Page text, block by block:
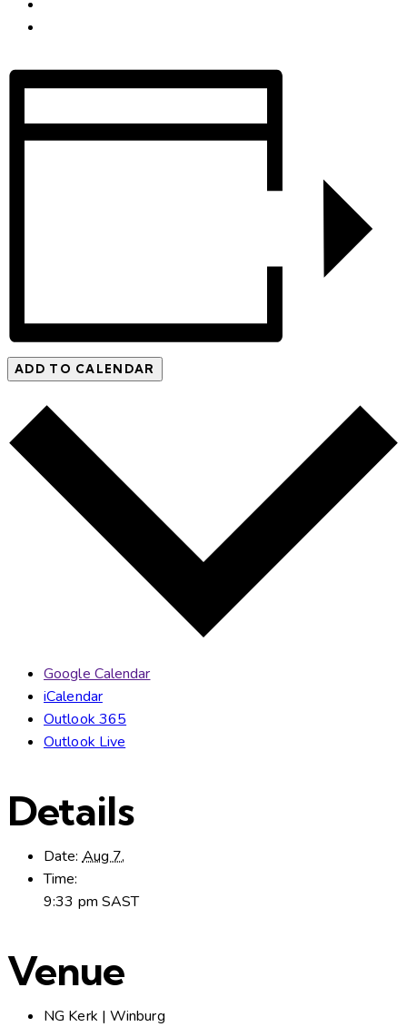
ADD TO CALENDAR
Google Calendar
iCalendar
Outlook 365
Outlook Live
Details
Date: Aug 7,
Time:
9:33 pm SAST
Venue
NG Kerk | Winburg